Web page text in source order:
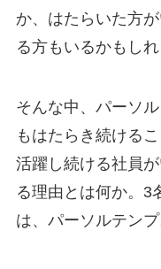
か、はたらいた方
る方もいるかもしれ
そんな中、パーソ
もはたらき続ける
活躍し続ける社員
る理由とは何か。3
は、パーソルテン